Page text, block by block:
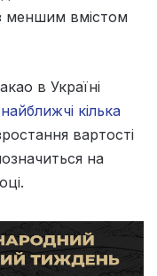
меншим вмістом
в Україні
кілька
вартості
на